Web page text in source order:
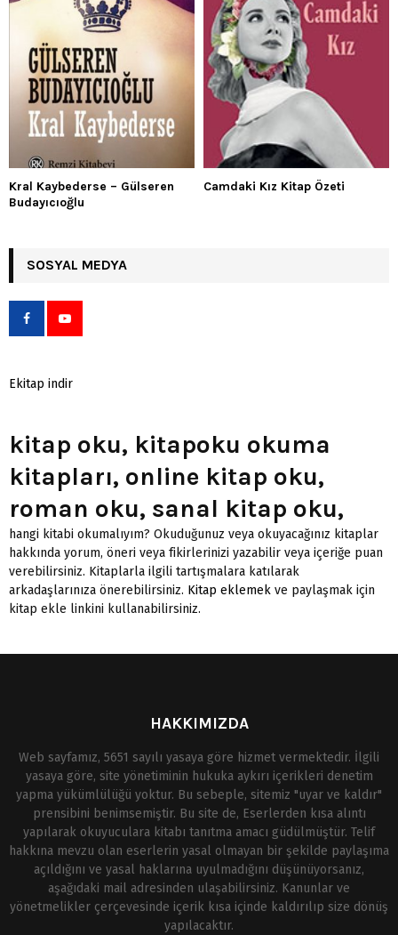
Kral Kaybederse – Gülseren
Budayıcıoğlu
Camdaki Kız Kitap Özeti
SOSYAL MEDYA
Ekitap indir
kitap oku, kitapoku okuma
kitapları, online kitap oku,
roman oku, sanal kitap oku,
hangi kitabi okumalıyım? Okuduğunuz veya okuyacağınız kitaplar
hakkında yorum, öneri veya fikirlerinizi yazabilir veya içeriğe puan
verebilirsiniz. Kitaplarla ilgili tartışmalara katılarak
arkadaşlarınıza önerebilirsiniz. Kitap eklemek ve paylaşmak için
kitap ekle linkini kullanabilirsiniz.
HAKKIMIZDA
Web sayfamız, 5651 sayılı yasaya göre hizmet vermektedir. İlgili
yasaya göre, site yönetiminin hukuka aykırı içerikleri denetim
yapma yükümlülüğü yoktur. Bu sebeple, sitemiz "uyar ve kaldır"
prensibini benimsemiştir. Bu site de, Eserlerden kısa alıntı
yapılarak okuyuculara kitabı tanıtma amacı güdülmüştür. Telif
hakkına mevzu olan eserlerin yasal olmayan bir şekilde paylaşıma
açıldığını ve yasal haklarına uyulmadığını düşünüyorsanız,
aşağıdaki mail adresinden ulaşabilirsiniz. Kanunlar ve
yönetmelikler çerçevesinde içerik kısa içinde kaldırılıp size dönüş
yapılacaktır.